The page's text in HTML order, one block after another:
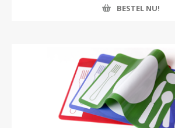
BESTEL NU!